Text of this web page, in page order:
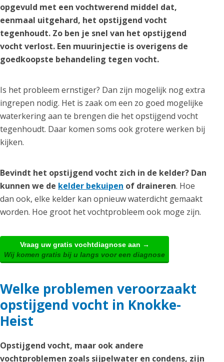
opgevuld met een vochtwerend middel dat,
eenmaal uitgehard, het opstijgend vocht
tegenhoudt. Zo ben je snel van het opstijgend
vocht verlost. Een muurinjectie is overigens de
goedkoopste behandeling tegen vocht.
Is het probleem ernstiger? Dan zijn mogelijk nog extra
ingrepen nodig. Het is zaak om een zo goed mogelijke
waterkering aan te brengen die het opstijgend vocht
tegenhoudt. Daar komen soms ook grotere werken bij
kijken.
Bevindt het opstijgend vocht zich in de kelder? Dan
kunnen we de kelder bekuipen of draineren. Hoe
dan ook, elke kelder kan opnieuw waterdicht gemaakt
worden. Hoe groot het vochtprobleem ook moge zijn.
Vraag uw gratis vochtdiagnose aan →
Wij komen gratis bij u langs voor een diagnose
Welke problemen veroorzaakt
opstijgend vocht in Knokke-
Heist
Opstijgend vocht, maar ook andere
vochtproblemen zoals sijpelwater en condens, zijn